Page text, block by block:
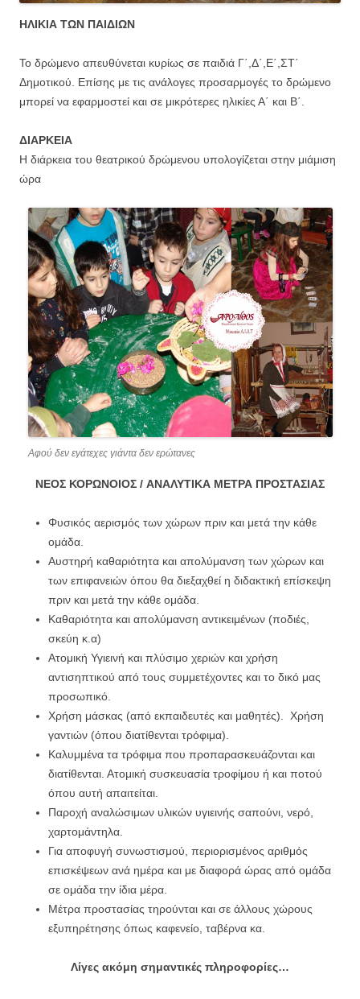
ΗΛΙΚΙΑ ΤΩΝ ΠΑΙΔΙΩΝ
Το δρώμενο απευθύνεται κυρίως σε παιδιά Γ΄,Δ΄,Ε΄,ΣΤ΄
Δημοτικού. Επίσης με τις ανάλογες προσαρμογές το δρώμενο
μπορεί να εφαρμοστεί και σε μικρότερες ηλικίες Α΄ και Β΄.
ΔΙΑΡΚΕΙΑ
Η διάρκεια του θεατρικού δρώμενου υπολογίζεται στην μιάμιση
ώρα
Αφού δεν εγάτεχες γιάντα δεν ερώτανες
ΝΕΟΣ ΚΟΡΩΝΟΙΟΣ / ΑΝΑΛΥΤΙΚΑ ΜΕΤΡΑ ΠΡΟΣΤΑΣΙΑΣ
Φυσικός αερισμός των χώρων πριν και μετά την κάθε
ομάδα.
Αυστηρή καθαριότητα και απολύμανση των χώρων και
των επιφανειών όπου θα διεξαχθεί η διδακτική επίσκεψη
πριν και μετά την κάθε ομάδα.
Καθαριότητα και απολύμανση αντικειμένων (ποδιές,
σκεύη κ.α)
Ατομική Υγιεινή και πλύσιμο χεριών και χρήση
αντισηπτικού από τους συμμετέχοντες και το δικό μας
προσωπικό.
Χρήση μάσκας (από εκπαιδευτές και μαθητές). Χρήση
γαντιών (όπου διατίθενται τρόφιμα).
Καλυμμένα τα τρόφιμα που προπαρασκευάζονται και
διατίθενται. Ατομική συσκευασία τροφίμου ή και ποτού
όπου αυτή απαιτείται.
Παροχή αναλώσιμων υλικών υγιεινής σαπούνι, νερό,
χαρτομάντηλα.
Για αποφυγή συνωστισμού, περιορισμένος αριθμός
επισκέψεων ανά ημέρα και με διαφορά ώρας από ομάδα
σε ομάδα την ίδια μέρα.
Μέτρα προστασίας τηρούνται και σε άλλους χώρους
εξυπηρέτησης όπως καφενείο, ταβέρνα κα.
Λίγες ακόμη σημαντικές πληροφορίες…